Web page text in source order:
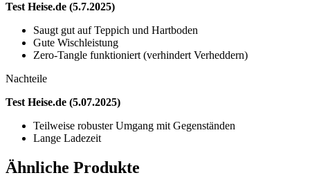
Test Heise.de (5.7.2025)
Saugt gut auf Teppich und Hartboden
Gute Wischleistung
Zero-Tangle funktioniert (verhindert Verheddern)
Nachteile
Test Heise.de (5.07.2025)
Teilweise robuster Umgang mit Gegenständen
Lange Ladezeit
Ähnliche Produkte